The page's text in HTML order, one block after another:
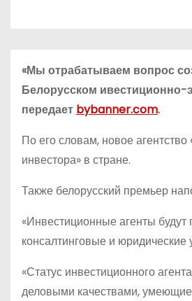
«Мы отрабатываем вопрос
Белорусском
передает bybanner.com.
По его словам, новое
инвестора» в стране.
Также белорусский премьер
«Инвестиционные агенты
консалтинговые и юридические
«Статус инвестиционного
деловыми качествами,